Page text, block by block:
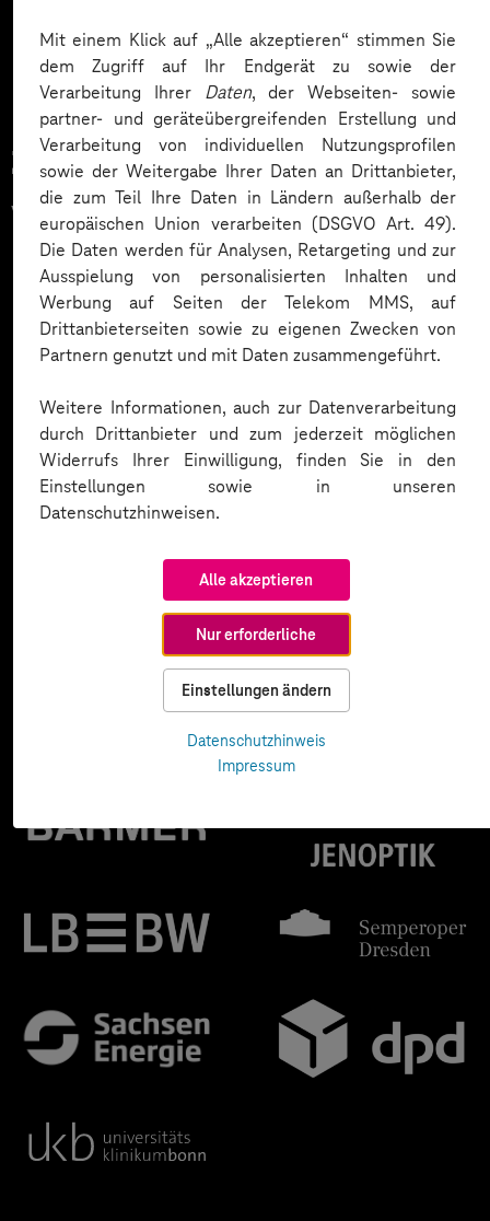
Mit einem Klick auf „Alle akzeptieren“ stimmen Sie
dem Zugriff auf Ihr Endgerät zu sowie der
Verarbeitung Ihrer Daten, der Webseiten- sowie
partner- und geräteübergreifenden Erstellung und
Verarbeitung von individuellen Nutzungsprofilen
sowie der Weitergabe Ihrer Daten an Drittanbieter,
die zum Teil Ihre Daten in Ländern außerhalb der
europäischen Union verarbeiten (DSGVO Art. 49).
Die Daten werden für Analysen, Retargeting und zur
Ausspielung von personalisierten Inhalten und
Werbung auf Seiten der Telekom MMS, auf
Drittanbieterseiten sowie zu eigenen Zwecken von
Partnern genutzt und mit Daten zusammengeführt.
Weitere Informationen, auch zur Datenverarbeitung
durch Drittanbieter und zum jederzeit möglichen
Widerrufs Ihrer Einwilligung, finden Sie in den
Einstellungen sowie in unseren
Datenschutzhinweisen.
Alle akzeptieren
Nur erforderliche
Einstellungen ändern
Datenschutzhinweis
Impressum
Zahlreiche Unternehmen
vertrauen auf unsere
Expertise. Hier eine Auswahl: